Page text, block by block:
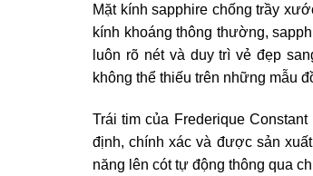
Mặt kính sapphire chống trầy
kính khoáng thông thường,
luôn rõ nét và duy trì vẻ đẹp
không thể thiếu trên những mẫu
Trái tim của Frederique
định, chính xác và được sản
năng lên cót tự động thông qua